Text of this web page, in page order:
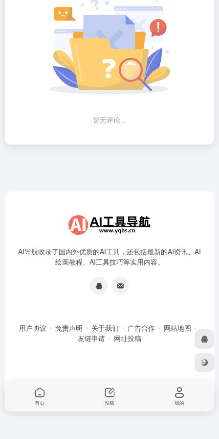
暂无评论...
AI导航收录了国内外优质的AI工具，还包括最新的AI资讯、AI
绘画教程、AI工具技巧等实用内容。
用户协议 免责声明 关于我们 广告合作
网站地图
友链申请
网址投稿
首页 投稿 我的